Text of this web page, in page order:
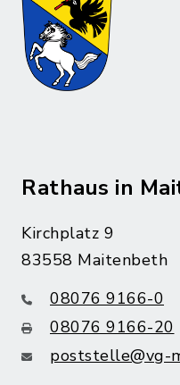
Rathaus in
Kirchplatz 9
83558 Maitenbeth
08076 9166-0
08076 9166-20
poststelle@vg-